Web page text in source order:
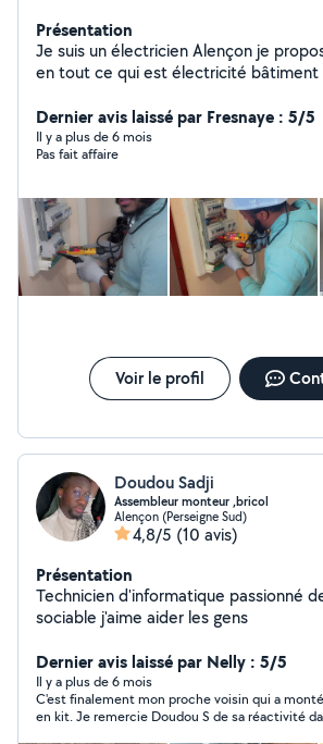
Présentation
Je suis un électricien Alençon je
en tout ce qui est électricité
chauffagiste tout ce qui est plomberie
suis à votre disponibilité 24 heures sur
en prioritaire.
Dernier avis laissé par Fresnaye : 5/5
Il y a plus de 6 mois
Pas fait affaire
Voir le profil
Doudou Sadji
Assembleur monteur ,bricol
Alençon (Perseigne Sud)
4,8/5 (10 avis)
Présentation
Technicien d'informatique passionné
sociable j'aime aider les gens
Dernier avis laissé par Nelly : 5/5
Il y a plus de 6 mois
C'est finalement mon proche voisin qui a
en kit. Je remercie Doudou S de sa réactivité